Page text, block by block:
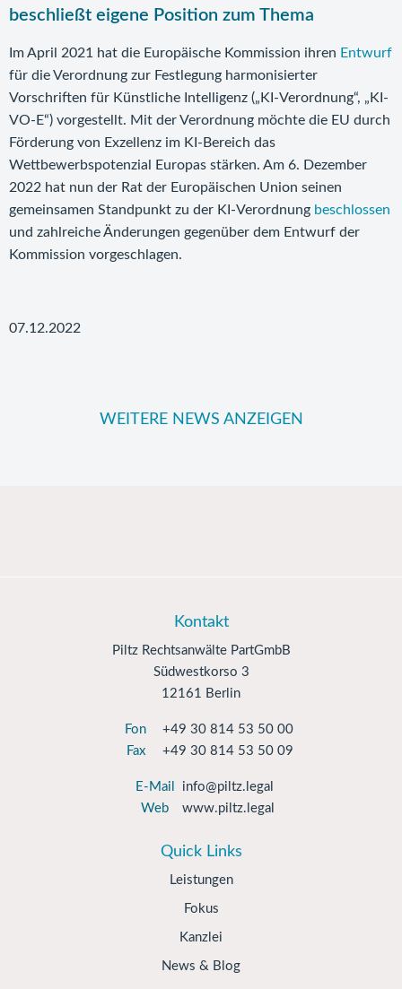
beschließt eigene Position zum Thema
Im April 2021 hat die Europäische Kommission ihren Entwurf
für die Verordnung zur Festlegung harmonisierter
Vorschriften für Künstliche Intelligenz („KI-Verordnung“, „KI-
VO-E“) vorgestellt. Mit der Verordnung möchte die EU durch
Förderung von Exzellenz im KI-Bereich das
Wettbewerbspotenzial Europas stärken. Am 6. Dezember
2022 hat nun der Rat der Europäischen Union seinen
gemeinsamen Standpunkt zu der KI-Verordnung beschlossen
und zahlreiche Änderungen gegenüber dem Entwurf der
Kommission vorgeschlagen.
07.12.2022
WEITERE NEWS ANZEIGEN
Kontakt
Piltz Rechtsanwälte PartGmbB
Südwestkorso 3
12161 Berlin
Fon
+49 30 814 53 50 00
Fax
+49 30 814 53 50 09
E-Mail
info@piltz.legal
Web
www.piltz.legal
Quick Links
Leistungen
Fokus
Kanzlei
News & Blog